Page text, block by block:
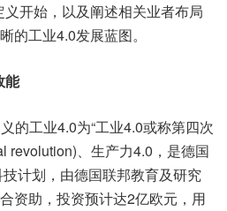
开始，以及阐述相关业者布局
的工业4.0发展蓝图。
能
的工业4.0为“工业4.0或称第四次
revolution)、生产力4.0，是德国
计划，由德国联邦教育及研究
资助，投资预计达2亿欧元，用